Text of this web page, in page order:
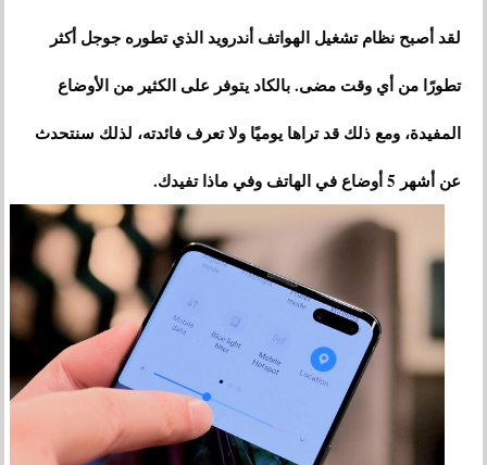
لقد أصبح نظام تشغيل الهواتف أندرويد الذي تطوره جوجل أكثر
تطورًا من أي وقت مضى. بالكاد يتوفر على الكثير من الأوضاع
المفيدة، ومع ذلك قد تراها يوميًا ولا تعرف فائدته، لذلك سنتحدث
عن أشهر 5 أوضاع في الهاتف وفي ماذا تفيدك.